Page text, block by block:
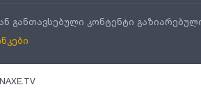
განთავსებული კონტენტი
NAXE.TV